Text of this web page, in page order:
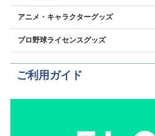
アニメ・キャラクターグッズ
プロ野球ライセンスグッズ
ご利用ガイド